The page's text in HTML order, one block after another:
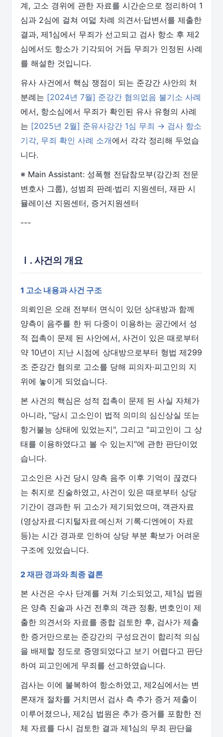
계, 고소 경위에 관한 자료를 시간순으로 정리하여 1
심과 2심에 걸쳐 여덟 차례 의견서·답변서를 제출한
결과, 제1심에서 무죄가 선고되고 검사 항소 후 제2
심에서도 항소가 기각되어 거듭 무죄가 인정된 사례
를 해설한 것입니다.
유사 사건에서 핵심 쟁점이 되는 준강간 사안의 처
분례는 [2024년 7월] 준강간 혐의없음 불기소 사례
에서, 항소심에서 무죄가 확인된 유사 유형의 사례
는 [2025년 2월] 준유사강간 1심 무죄 → 검사 항소
기각, 무죄 확인 사례 소개에서 각각 정리해 두었습
니다.
※ Main Assistant: 성폭행 전담참모부(강간죄 전문
변호사 그룹), 성범죄 판례·법리 지원센터, 재판 시
뮬레이션 지원센터, 증거지원센터
---
Ⅰ. 사건의 개요
1 고소 내용과 사건 구조
의뢰인은 오래 전부터 면식이 있던 상대방과 함께
양측이 음주를 한 뒤 다중이 이용하는 공간에서 성
적 접촉이 문제 된 사안에서, 사건이 있은 때로부터
약 10년이 지난 시점에 상대방으로부터 형법 제299
조 준강간 혐의로 고소를 당해 피의자·피고인의 지
위에 놓이게 되었습니다.
본 사건의 핵심은 성적 접촉이 문제 된 사실 자체가
아니라, "당시 고소인이 법적 의미의 심신상실 또는
항거불능 상태에 있었는지", 그리고 "피고인이 그 상
태를 이용하였다고 볼 수 있는지"에 관한 판단이었
습니다.
고소인은 사건 당시 양측 음주 이후 기억이 끊겼다
는 취지로 진술하였고, 사건이 있은 때로부터 상당
기간이 경과한 뒤 고소가 제기되었으며, 객관자료
(영상자료·디지털자료·메신저 기록·디엔에이 자료
등)는 시간 경과로 인하여 상당 부분 확보가 어려운
구조에 있었습니다.
2 재판 경과와 최종 결론
본 사건은 수사 단계를 거쳐 기소되었고, 제1심 법원
은 양측 진술과 사건 전후의 객관 정황, 변호인이 제
출한 의견서와 자료를 종합 검토한 후, 검사가 제출
한 증거만으로는 준강간의 구성요건이 합리적 의심
을 배제할 정도로 증명되었다고 보기 어렵다고 판단
하여 피고인에게 무죄를 선고하였습니다.
검사는 이에 불복하여 항소하였고, 제2심에서는 변
론재개 절차를 거치면서 검사 측 추가 증거 제출이
이루어졌으나, 제2심 법원은 추가 증거를 포함한 전
체 자료를 다시 검토한 결과 제1심의 무죄 판단을